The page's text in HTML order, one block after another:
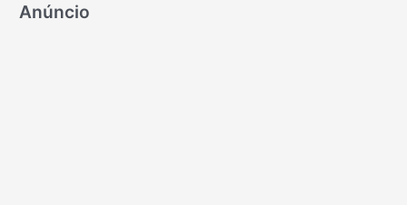
Anúncio